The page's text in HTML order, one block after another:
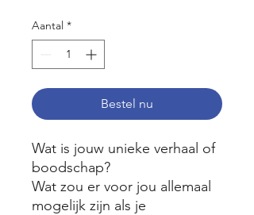
Aantal *
Bestel nu
Wat is jouw unieke verhaal of
boodschap?
Wat zou er voor jou allemaal
mogelijk zijn als je